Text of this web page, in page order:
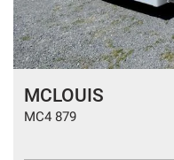
MCLOUIS
MC4 879